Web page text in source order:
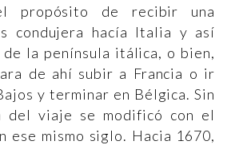
propósito de recibir una
condujera hacía Italia y así
la península itálica, o bien,
de ahí subir a Francia o ir
y terminar en Bélgica. Sin
del viaje se modificó con el
ese mismo siglo. Hacia 1670,